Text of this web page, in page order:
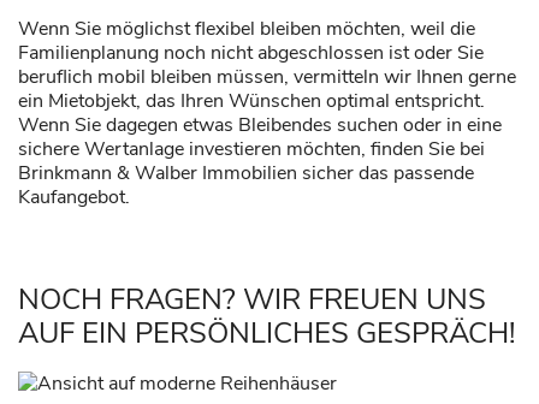
Wenn Sie möglichst flexibel bleiben möchten, weil die
Familienplanung noch nicht abgeschlossen ist oder Sie
beruflich mobil bleiben müssen, vermitteln wir Ihnen gerne
ein Mietobjekt, das Ihren Wünschen optimal entspricht.
Wenn Sie dagegen etwas Bleibendes suchen oder in eine
sichere Wertanlage investieren möchten, finden Sie bei
Brinkmann & Walber Immobilien sicher das passende
Kaufangebot.
NOCH FRAGEN? WIR FREUEN UNS
AUF EIN PERSÖNLICHES GESPRÄCH!